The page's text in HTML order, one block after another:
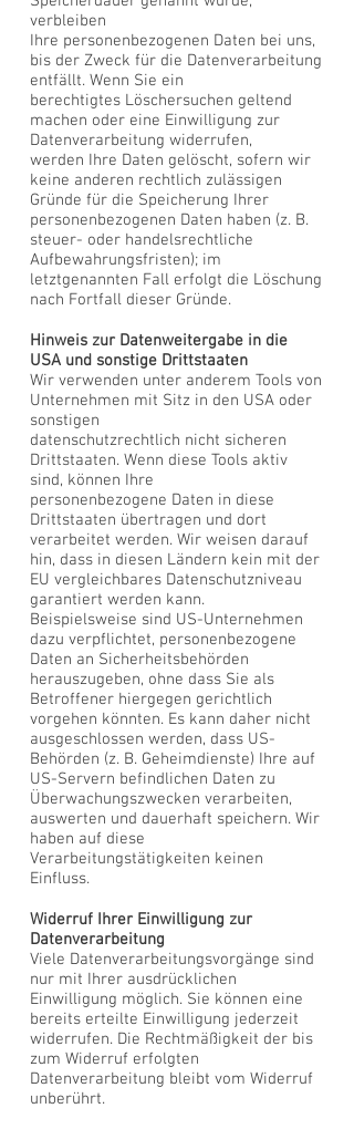
verbleiben
Ihre personenbezogenen Daten bei uns,
bis der Zweck für die Datenverarbeitung
entfällt. Wenn Sie ein
berechtigtes Löschersuchen geltend
machen oder eine Einwilligung zur
Datenverarbeitung widerrufen,
werden Ihre Daten gelöscht, sofern wir
keine anderen rechtlich zulässigen
Gründe für die Speicherung Ihrer
personenbezogenen Daten haben (z. B.
steuer- oder handelsrechtliche
Aufbewahrungsfristen); im
letztgenannten Fall erfolgt die Löschung
nach Fortfall dieser Gründe.
Hinweis zur Datenweitergabe in die
USA und sonstige Drittstaaten
Wir verwenden unter anderem Tools von
Unternehmen mit Sitz in den USA oder
sonstigen
datenschutzrechtlich nicht sicheren
Drittstaaten. Wenn diese Tools aktiv
sind, können Ihre
personenbezogene Daten in diese
Drittstaaten übertragen und dort
verarbeitet werden. Wir weisen darauf
hin, dass in diesen Ländern kein mit der
EU vergleichbares Datenschutzniveau
garantiert werden kann.
Beispielsweise sind US-Unternehmen
dazu verpflichtet, personenbezogene
Daten an Sicherheitsbehörden
herauszugeben, ohne dass Sie als
Betroffener hiergegen gerichtlich
vorgehen könnten. Es kann daher nicht
ausgeschlossen werden, dass US-
Behörden (z. B. Geheimdienste) Ihre auf
US-Servern befindlichen Daten zu
Überwachungszwecken verarbeiten,
auswerten und dauerhaft speichern. Wir
haben auf diese
Verarbeitungstätigkeiten keinen
Einfluss.
Widerruf Ihrer Einwilligung zur
Datenverarbeitung
Viele Datenverarbeitungsvorgänge sind
nur mit Ihrer ausdrücklichen
Einwilligung möglich. Sie können eine
bereits erteilte Einwilligung jederzeit
widerrufen. Die Rechtmäßigkeit der bis
zum Widerruf erfolgten
Datenverarbeitung bleibt vom Widerruf
unberührt.